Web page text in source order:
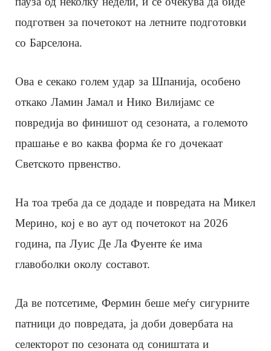
подготвен за почетокот на летните подготовки
со Барселона.
Ова е секако голем удар за Шпанија, особено
откако Ламин Јамал ​​и Нико Вилијамс се
повредија во финишот од сезоната, а големото
прашање е во каква форма ќе го дочекаат
Светското првенство.
На тоа треба да се додаде и повредата на Микел
Мерино, кој е во аут од почетокот на 2026
година, па Луис Де Ла Фуенте ќе има
главоболки околу составот.
Да ве потсетиме, Фермин беше меѓу сигурните
патници до повредата, ја доби довербата на
селекторот по сезоната од соништата и